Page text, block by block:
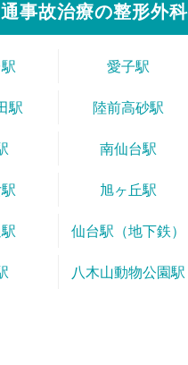
事故治療の整形外
愛子駅
駅 陸前高砂駅
南仙台駅
旭ヶ丘駅
仙台駅（地下鉄）
八木山動物公園駅